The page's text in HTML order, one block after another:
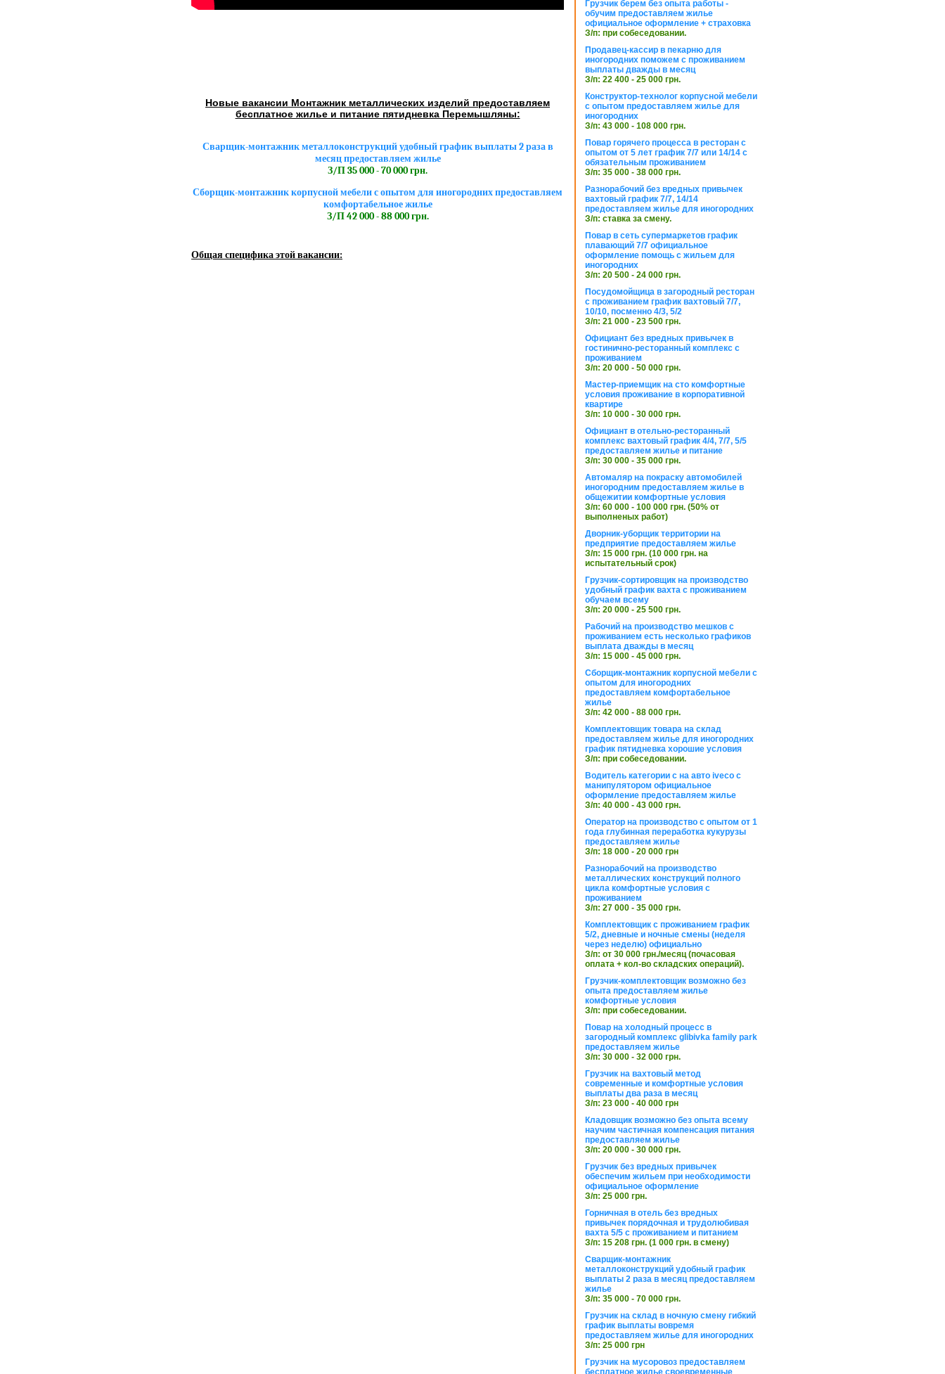
Новые вакансии Монтажник металлических изделий предоставляем
бесплатное жилье и питание пятидневка Перемышляны:
Сварщик-монтажник металлоконструкций удобный график выплаты 2 раза в
месяц предоставляем жилье
З/П 35 000 - 70 000 грн.
Сборщик-монтажник корпусной мебели с опытом для иногородних предоставляем
комфортабельное жилье
З/П 42 000 - 88 000 грн.
Общая специфика этой вакансии:
Грузчик берем без опыта работы -
обучим предоставляем жилье
официальное оформление + страховка
З/п: при собеседовании.
Продавец-кассир в пекарню для
иногородних поможем с проживанием
выплаты дважды в месяц
З/п: 22 400 - 25 000 грн.
Конструктор-технолог корпусной мебели
с опытом предоставляем жилье для
иногородних
З/п: 43 000 - 108 000 грн.
Повар горячего процесса в ресторан с
опытом от 5 лет график 7/7 или 14/14 с
обязательным проживанием
З/п: 35 000 - 38 000 грн.
Разнорабочий без вредных привычек
вахтовый график 7/7, 14/14
предоставляем жилье для иногородних
З/п: ставка за смену.
Повар в сеть супермаркетов график
плавающий 7/7 официальное
оформление помощь с жильем для
иногородних
З/п: 20 500 - 24 000 грн.
Посудомойщица в загородный ресторан
с проживанием график вахтовый 7/7,
10/10, посменно 4/3, 5/2
З/п: 21 000 - 23 500 грн.
Официант без вредных привычек в
гостинично-ресторанный комплекс с
проживанием
З/п: 20 000 - 50 000 грн.
Мастер-приемщик на сто комфортные
условия проживание в корпоративной
квартире
З/п: 10 000 - 30 000 грн.
Официант в отельно-ресторанный
комплекс вахтовый график 4/4, 7/7, 5/5
предоставляем жилье и питание
З/п: 30 000 - 35 000 грн.
Автомаляр на покраску автомобилей
иногородним предоставляем жилье в
общежитии комфортные условия
З/п: 60 000 - 100 000 грн. (50% от
выполненых работ)
Дворник-уборщик территории на
предприятие предоставляем жилье
З/п: 15 000 грн. (10 000 грн. на
испытательный срок)
Грузчик-сортировщик на производство
удобный график вахта с проживанием
обучаем всему
З/п: 20 000 - 25 500 грн.
Рабочий на производство мешков с
проживанием есть несколько графиков
выплата дважды в месяц
З/п: 15 000 - 45 000 грн.
Сборщик-монтажник корпусной мебели с
опытом для иногородних
предоставляем комфортабельное
жилье
З/п: 42 000 - 88 000 грн.
Комплектовщик товара на склад
предоставляем жилье для иногородних
график пятидневка хорошие условия
З/п: при собеседовании.
Водитель категории с на авто iveco с
манипулятором официальное
оформление предоставляем жилье
З/п: 40 000 - 43 000 грн.
Оператор на производство с опытом от 1
года глубинная переработка кукурузы
предоставляем жилье
З/п: 18 000 - 20 000 грн
Разнорабочий на производство
металлических конструкций полного
цикла комфортные условия с
проживанием
З/п: 27 000 - 35 000 грн.
Комплектовщик с проживанием график
5/2, дневные и ночные смены (неделя
через неделю) официально
З/п: от 30 000 грн./месяц (почасовая
оплата + кол-во складских операций).
Грузчик-комплектовщик возможно без
опыта предоставляем жилье
комфортные условия
З/п: при собеседовании.
Повар на холодный процесс в
загородный комплекс glibivka family park
предоставляем жилье
З/п: 30 000 - 32 000 грн.
Грузчик на вахтовый метод
современные и комфортные условия
выплаты два раза в месяц
З/п: 23 000 - 40 000 грн
Кладовщик возможно без опыта всему
научим частичная компенсация питания
предоставляем жилье
З/п: 20 000 - 30 000 грн.
Грузчик без вредных привычек
обеспечим жильем при необходимости
официальное оформление
З/п: 25 000 грн.
Горничная в отель без вредных
привычек порядочная и трудолюбивая
вахта 5/5 с проживанием и питанием
З/п: 15 208 грн. (1 000 грн. в смену)
Сварщик-монтажник
металлоконструкций удобный график
выплаты 2 раза в месяц предоставляем
жилье
З/п: 35 000 - 70 000 грн.
Грузчик на склад в ночную смену гибкий
график выплаты вовремя
предоставляем жилье для иногородних
З/п: 25 000 грн
Грузчик на мусоровоз предоставляем
бесплатное жилье своевременные